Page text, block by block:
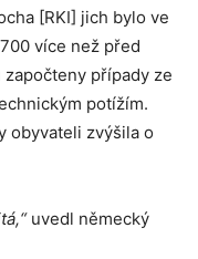
[RKI] jich bylo ve
více než před
případy ze
potížím.
obyvateli zvýšila o
uvedl německý